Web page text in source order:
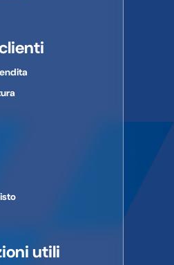
utili